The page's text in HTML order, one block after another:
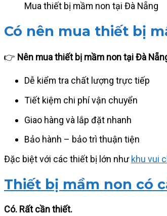
Mua thiết bị mầm non tại Đà Nẵng
Có nên mua thiết bị
👉 Nên mua thiết bị mầm non tại Đà
Dễ kiểm tra chất lượng trực tiếp
Tiết kiệm chi phí vận chuyển
Giao hàng và lắp đặt nhanh
Bảo hành – bảo trì thuận tiện
Đặc biệt với các thiết bị lớn như khu vui
Thiết bị mầm non có
Có. Rất cần thiết.